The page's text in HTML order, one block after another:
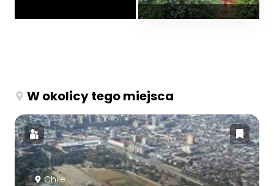
W okolicy tego miejsca
Chile